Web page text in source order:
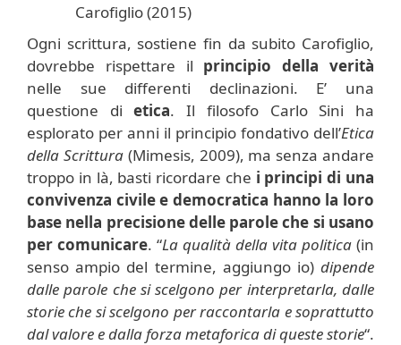
Ogni scrittura, sostiene fin da subito Carofiglio,
dovrebbe rispettare il principio della verità
nelle sue differenti declinazioni. E’ una
questione dietica. Il filosofo Carlo Sini ha
esplorato per anni il principio fondativo dell’Etica
della Scrittura (Mimesis, 2009), ma senza andare
troppo in là, basti ricordare che i principi di una
convivenza civile e democratica hanno la loro
base nella precisione delle parole che si usano
per comunicare. “La qualità della vita politica (in
senso ampio del termine, aggiungo io)dipende
dalle parole che si scelgono per interpretarla, dalle
storie che si scelgono per raccontarla e soprattutto
dal valore e dalla forza metaforica di queste storie“.